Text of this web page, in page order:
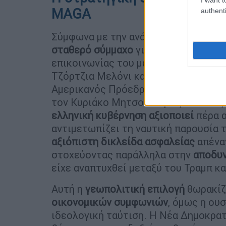
MAGA
Σύμφωνα με την ανάλυση του
σταθερό σύμμαχο για τον Ντόναλντ
επικοινωνίας του με παραδοσιακές
Τζόρτζια Μελόνι και η Γερμανία του
Αμερικανός Πρόεδρος
δεν
τον Κυριάκο Μητσοτάκη ως έναν
ελληνική κυβέρνηση αξιοποιεί πέρα
αντιμετωπίζει τη ναυτική
αξιόπιστη δικλείδα ασφαλείας
στοχεύοντας παράλληλα στην
είχε αναπτυχθεί μεταξύ του Τραμπ
Αυτή η γεωπολιτική επιλογή
οικονομικών συμφωνιών, όμως η
ιδεολογική ταύτιση. Η Νέα